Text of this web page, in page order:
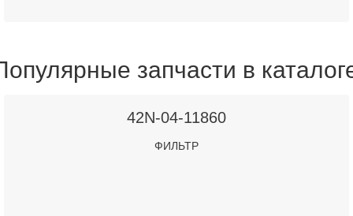
запчасти в
42N-04-11860
ФИЛЬТР